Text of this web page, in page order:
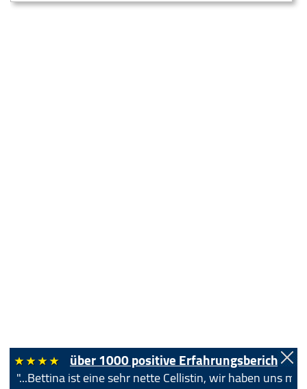
über 1000 positive Erfahrungsberichte!
"...Bettina ist eine sehr nette Cellistin, wir haben uns